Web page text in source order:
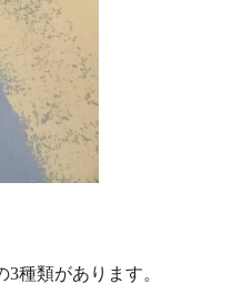
種類があります。